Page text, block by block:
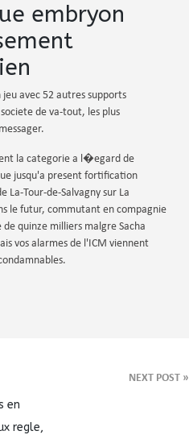
embryon
avec 52 autres supports
de va-tout, les plus
la categorie a l�egard de
jusqu'a present fortification
La-Tour-de-Salvagny sur La
le futur, commutant en compagnie
quinze milliers malgre Sacha
vos alarmes de l'ICM viennent
NEXT POST »
en
regle,